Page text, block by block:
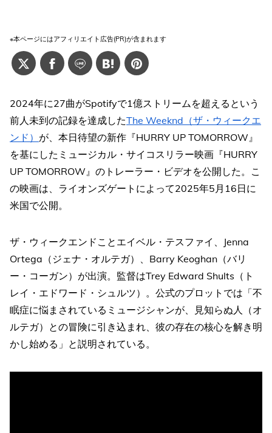
※本ページにはアフィリエイト広告(PR)が含まれます
2024年に27曲がSpotifyで1億ストリームを超えるという
前人未到の記録を達成したThe Weeknd（ザ・ウィークエ
ンド） が、本日待望の新作『HURRY UP TOMORROW』
を基にしたミュージカル・サイコスリラー映画『HURRY
UP TOMORROW』のトレーラー・ビデオを公開した。こ
の映画は、ライオンズゲートによって2025年5月16日に
米国で公開。
ザ・ウィークエンドことエイベル・テスファイ、Jenna
Ortega（ジェナ・オルテガ）、Barry Keoghan（バリ
ー・コーガン）が出演。監督はTrey Edward Shults（ト
レイ・エドワード・シュルツ）。公式のプロットでは「不
眠症に悩まされているミュージシャンが、見知らぬ人（オ
ルテガ）との冒険に引き込まれ、彼の存在の核心を解き明
かし始める」と説明されている。